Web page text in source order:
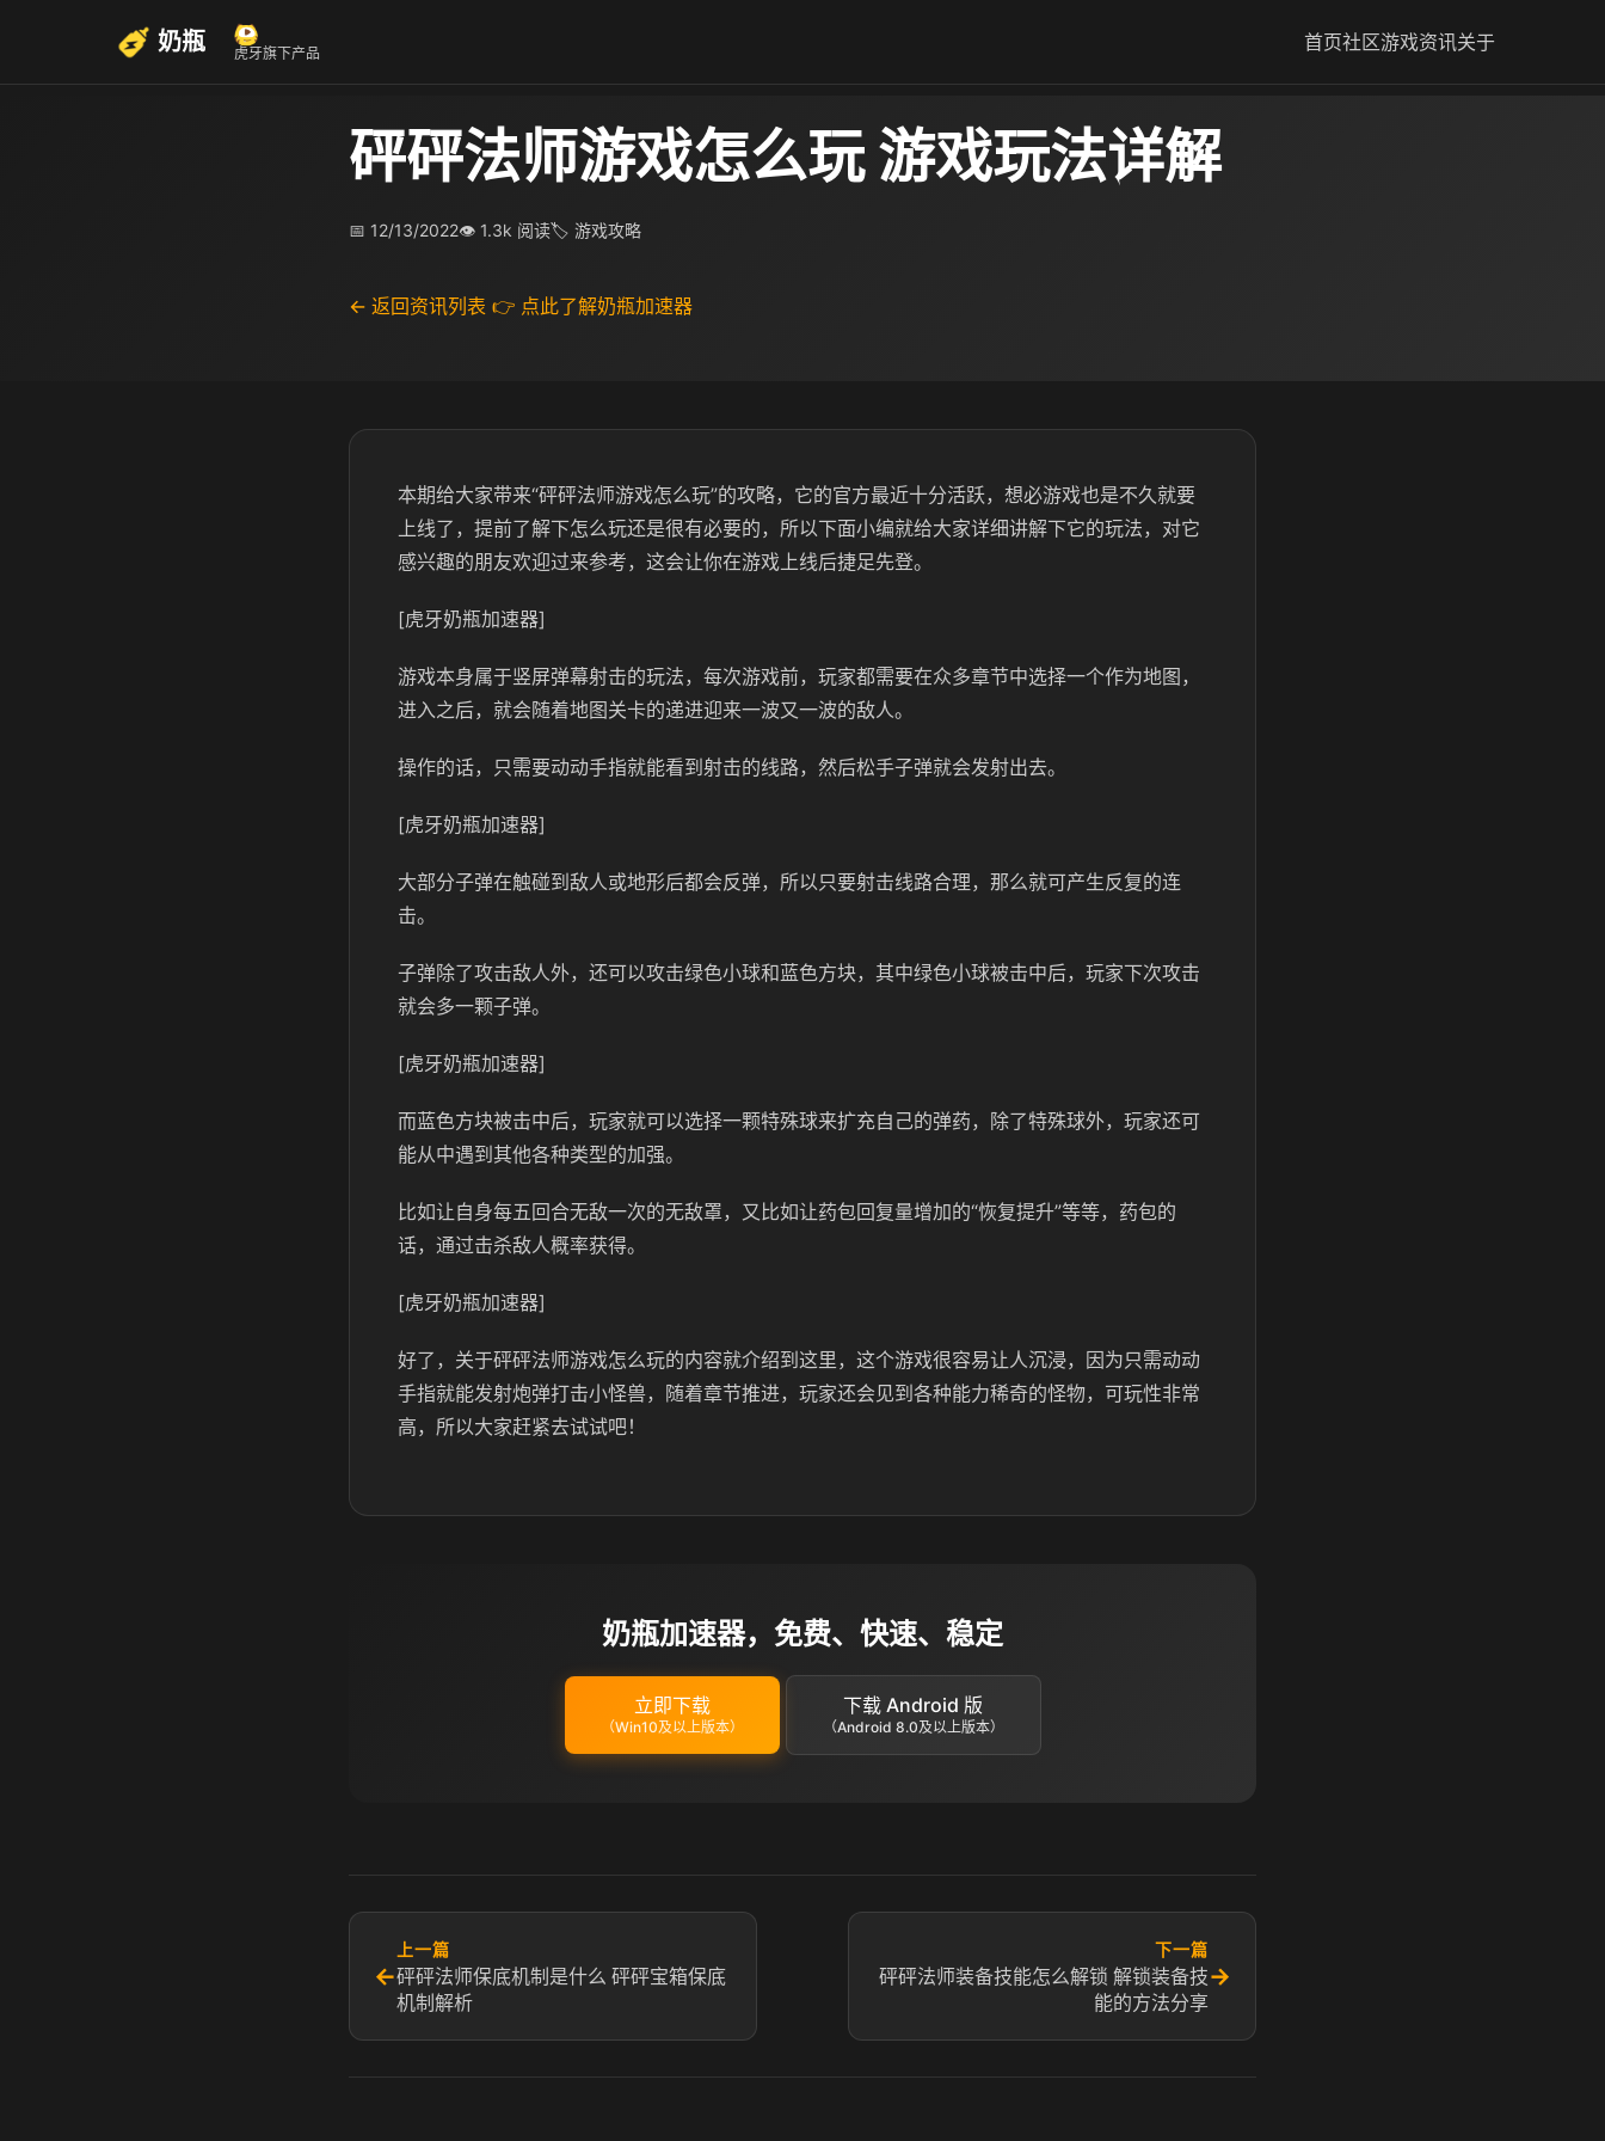
奶瓶 虎牙旗下产品 首页社区游戏资讯关于
砰砰法师游戏怎么玩 游戏玩法详解
📅 12/13/2022👁 1.3k 阅读🏷 游戏攻略
← 返回资讯列表 👉 点此了解奶瓶加速器
本期给大家带来“砰砰法师游戏怎么玩”的攻略，它的官方最近十分活跃，想必游戏也是不久就要
上线了，提前了解下怎么玩还是很有必要的，所以下面小编就给大家详细讲解下它的玩法，对它
感兴趣的朋友欢迎过来参考，这会让你在游戏上线后捷足先登。
[虎牙奶瓶加速器]
游戏本身属于竖屏弹幕射击的玩法，每次游戏前，玩家都需要在众多章节中选择一个作为地图，
进入之后，就会随着地图关卡的递进迎来一波又一波的敌人。
操作的话，只需要动动手指就能看到射击的线路，然后松手子弹就会发射出去。
[虎牙奶瓶加速器]
大部分子弹在触碰到敌人或地形后都会反弹，所以只要射击线路合理，那么就可产生反复的连
击。
子弹除了攻击敌人外，还可以攻击绿色小球和蓝色方块，其中绿色小球被击中后，玩家下次攻击
就会多一颗子弹。
[虎牙奶瓶加速器]
而蓝色方块被击中后，玩家就可以选择一颗特殊球来扩充自己的弹药，除了特殊球外，玩家还可
能从中遇到其他各种类型的加强。
比如让自身每五回合无敌一次的无敌罩，又比如让药包回复量增加的“恢复提升”等等，药包的
话，通过击杀敌人概率获得。
[虎牙奶瓶加速器]
好了，关于砰砰法师游戏怎么玩的内容就介绍到这里，这个游戏很容易让人沉浸，因为只需动动
手指就能发射炮弹打击小怪兽，随着章节推进，玩家还会见到各种能力稀奇的怪物，可玩性非常
高，所以大家赶紧去试试吧！
奶瓶加速器，免费、快速、稳定
立即下载
（Win10及以上版本）
下载 Android 版
（Android 8.0及以上版本）
←
上一篇
砰砰法师保底机制是什么 砰砰宝箱保底
机制解析
下一篇
砰砰法师装备技能怎么解锁 解锁装备技
能的方法分享
→